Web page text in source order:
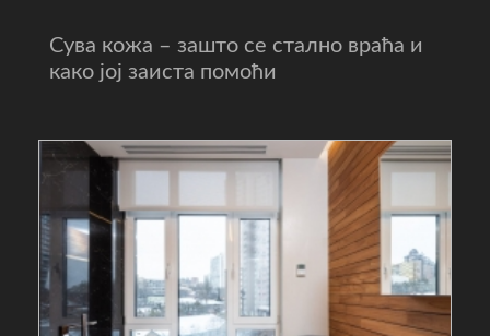
Сува кожа – зашто се стално враћа и
како јој заиста помоћи